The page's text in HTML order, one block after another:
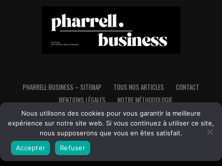
PHARRELL BUSINESS – SITEMAP TOUS NOS ARTICLES
CONTACT
MENTIONS LÉGALES
NOTRE MÉTHODOLOGIE
Copyright © Pharrell Business - Tous droits réservés - Made in France,
Fait avec ♥ et avec beaucoup d'♥ pour l'indépendance et la liberté
Nous utilisons des cookies pour vous garantir la meilleure
expérience sur notre site web. Si vous continuez à utiliser ce site,
nous supposerons que vous en êtes satisfait.
Accepter
Refuser